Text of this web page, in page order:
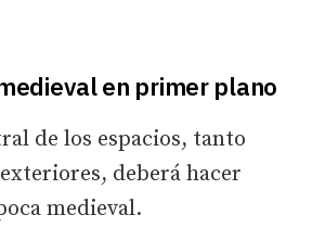
en primer plano
de los espacios, tanto
deberá hacer
medieval.